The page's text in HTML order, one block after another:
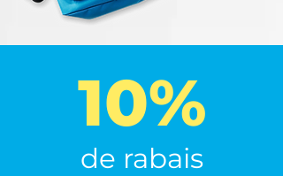
10%
de rabais